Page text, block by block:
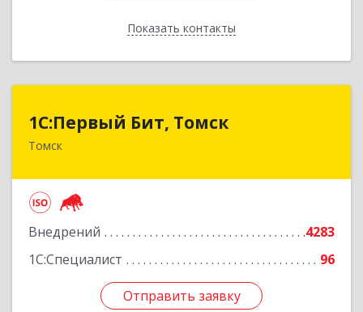
Показать контакты
Назад
1С:Первый Бит, Томск
Томск
Внедрений
4283
1С:Специалист
96
Отправить заявку
634041, Томская обл, Томск г, Кирова пр-кт,
Отправить заявку